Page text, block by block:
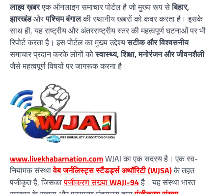
लाइव ख़बरएक ऑनलाइन समाचार पोर्टल है जो मुख्य रूप सेबिहार,
झारखंडऔरपश्चिम बंगालकी स्थानीय खबरों को कवर करता है। इसके
साथ ही, यह राष्ट्रीय और अंतरराष्ट्रीय स्तर की महत्वपूर्ण घटनाओं पर भी
रिपोर्ट करता है। इस पोर्टल का मुख्य उद्देश्यसटीक और विश्वसनीय
समाचार प्रदान करके लोगों कोस्वास्थ्य, शिक्षा, मनोरंजन और जीवनशैली
जैसे महत्वपूर्ण विषयों पर जागरूक करना है।
www.livekhabarnation.comWJAI का एक सदस्य है। एक स्व-
नियामक संस्थावेब जर्नलिस्ट्स स्टैंडर्ड्स अथॉरिटी (WJSA)के तहत
पंजीकृत है, जिसकापंजीकरण संख्याWAJI-94है। यह संस्था भारत